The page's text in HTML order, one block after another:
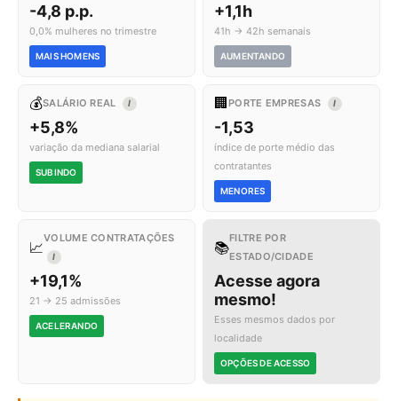
-4,8 p.p.
0,0% mulheres no trimestre
MAIS HOMENS
+1,1h
41h → 42h semanais
AUMENTANDO
💰SALÁRIO REAL I
+5,8%
variação da mediana salarial
SUBINDO
🏢 PORTE EMPRESAS I
-1,53
índice de porte médio das
contratantes
MENORES
📈
VOLUME CONTRATAÇÕES
I
+19,1%
21 → 25 admissões
ACELERANDO
📚
FILTRE POR
ESTADO/CIDADE
Acesse agora
mesmo!
Esses mesmos dados por
localidade
OPÇÕES DE ACESSO